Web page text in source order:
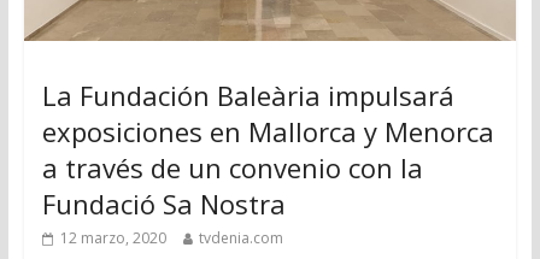
La Fundación Baleària impulsará
exposiciones en Mallorca y Menorca
a través de un convenio con la
Fundació Sa Nostra
12 marzo, 2020 tvdenia.com